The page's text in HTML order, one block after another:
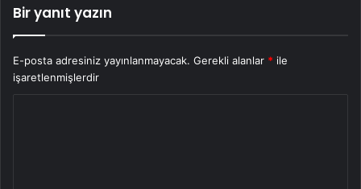
Bir yanıt yazın
E-posta adresiniz yayınlanmayacak. Gerekli alanlar * ile
işaretlenmişlerdir